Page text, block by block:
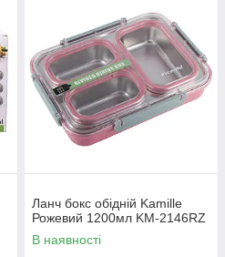
Ланч бокс обідній Kamille
Рожевий 1200мл KM-2146RZ
В наявності